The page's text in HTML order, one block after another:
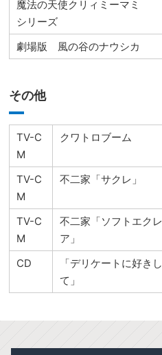
魔法の天使クリィミーマミ
シリーズ
劇場版 風の谷のナウシカ
その他
TV-C
M
クワトロブーム
TV-C
M
不二家「サクレ」
TV-C
M
不二家「ソフトエクレ
ア」
CD
「デリケートに好きし
て」